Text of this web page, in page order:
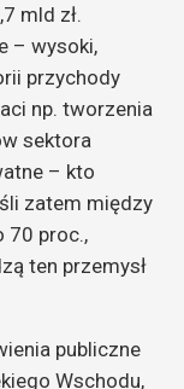
mld zł.
– wysoki,
przychody
np. tworzenia
sektora
– kto
zatem między
70 proc.,
ten przemysł
publiczne
Wschodu,